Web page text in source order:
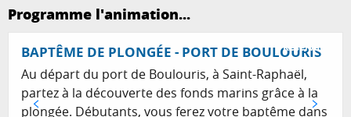
Programme l'animation...
BAPTÊME DE PLONGÉE - PORT DE BOULOURIS
Au départ du port de Boulouris, à Saint-Raphaël,
partez à la découverte des fonds marins grâce à la
plongée. Débutants, vous ferez votre baptême dans
Réservable